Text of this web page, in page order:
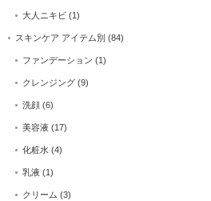
大人ニキビ (1)
スキンケア アイテム別 (84)
ファンデーション (1)
クレンジング (9)
洗顔 (6)
美容液 (17)
化粧水 (4)
乳液 (1)
クリーム (3)